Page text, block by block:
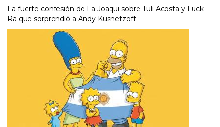
La fuerte confesión de La Joaqui sobre Tuli Acosta y Luck
Ra que sorprendió a Andy Kusnetzoff